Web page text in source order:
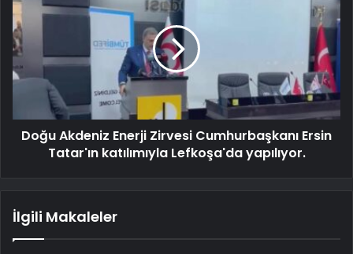
Doğu Akdeniz Enerji Zirvesi Cumhurbaşkanı Ersin
Tatar'ın katılımıyla Lefkoşa'da yapılıyor.
İlgili Makaleler